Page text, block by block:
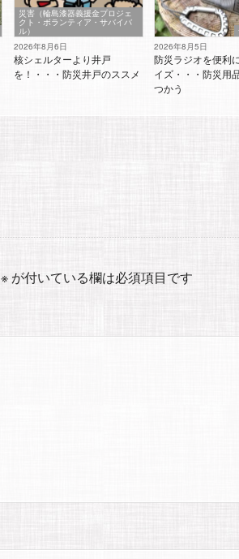
災害（輪島漆器義援金プロジェ
クト・ボランティア・サバイバ
ル）
2026年8月6日
核シェルターより井戸
を！・・・防災井戸のススメ
2026年8月5日
防災ラジオを便利
イズ・・・防災用
つかう
※ が付いている欄は必須項目です